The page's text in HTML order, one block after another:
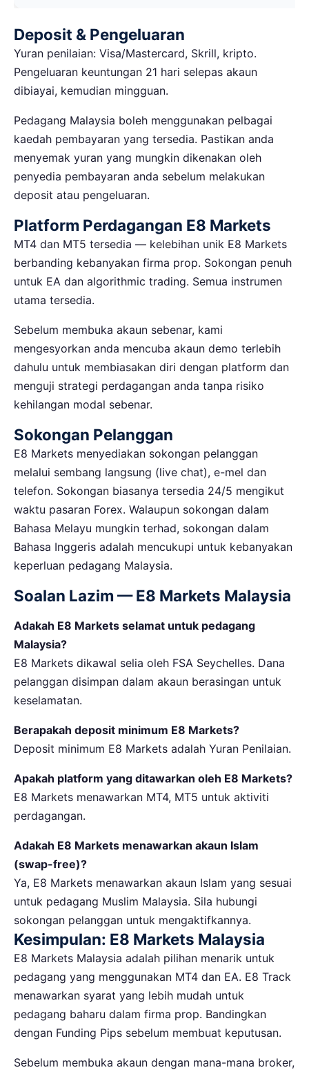
Deposit & Pengeluaran
Yuran penilaian: Visa/Mastercard, Skrill, kripto.
Pengeluaran keuntungan 21 hari selepas akaun
dibiayai, kemudian mingguan.
Pedagang Malaysia boleh menggunakan pelbagai
kaedah pembayaran yang tersedia. Pastikan anda
menyemak yuran yang mungkin dikenakan oleh
penyedia pembayaran anda sebelum melakukan
deposit atau pengeluaran.
Platform Perdagangan E8 Markets
MT4 dan MT5 tersedia — kelebihan unik E8 Markets
berbanding kebanyakan firma prop. Sokongan penuh
untuk EA dan algorithmic trading. Semua instrumen
utama tersedia.
Sebelum membuka akaun sebenar, kami
mengesyorkan anda mencuba akaun demo terlebih
dahulu untuk membiasakan diri dengan platform dan
menguji strategi perdagangan anda tanpa risiko
kehilangan modal sebenar.
Sokongan Pelanggan
E8 Markets menyediakan sokongan pelanggan
melalui sembang langsung (live chat), e-mel dan
telefon. Sokongan biasanya tersedia 24/5 mengikut
waktu pasaran Forex. Walaupun sokongan dalam
Bahasa Melayu mungkin terhad, sokongan dalam
Bahasa Inggeris adalah mencukupi untuk kebanyakan
keperluan pedagang Malaysia.
Soalan Lazim — E8 Markets Malaysia
Adakah E8 Markets selamat untuk pedagang
Malaysia?
E8 Markets dikawal selia oleh FSA Seychelles. Dana
pelanggan disimpan dalam akaun berasingan untuk
keselamatan.
Berapakah deposit minimum E8 Markets?
Deposit minimum E8 Markets adalah Yuran Penilaian.
Apakah platform yang ditawarkan oleh E8 Markets?
E8 Markets menawarkan MT4, MT5 untuk aktiviti
perdagangan.
Adakah E8 Markets menawarkan akaun Islam
(swap-free)?
Ya, E8 Markets menawarkan akaun Islam yang sesuai
untuk pedagang Muslim Malaysia. Sila hubungi
sokongan pelanggan untuk mengaktifkannya.
Kesimpulan: E8 Markets Malaysia
E8 Markets Malaysia adalah pilihan menarik untuk
pedagang yang menggunakan MT4 dan EA. E8 Track
menawarkan syarat yang lebih mudah untuk
pedagang baharu dalam firma prop. Bandingkan
dengan Funding Pips sebelum membuat keputusan.
Sebelum membuka akaun dengan mana-mana broker,